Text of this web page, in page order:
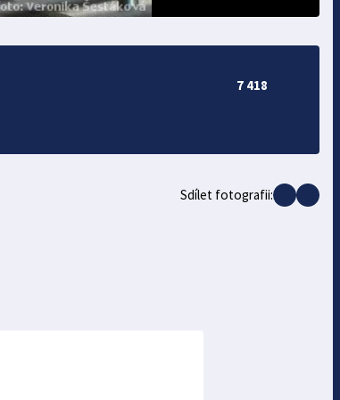
7 418
Sdílet fotografii: